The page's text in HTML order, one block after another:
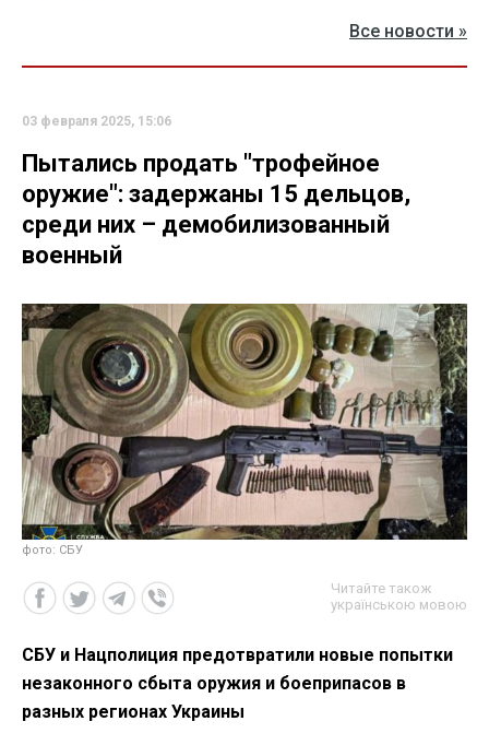
Все новости »
03 февраля 2025, 15:06
Пытались продать "трофейное
оружие": задержаны 15 дельцов,
среди них – демобилизованный
военный
фото: СБУ
Читайте також
українською мовою
СБУ и Нацполиция предотвратили новые попытки
незаконного сбыта оружия и боеприпасов в
разных регионах Украины